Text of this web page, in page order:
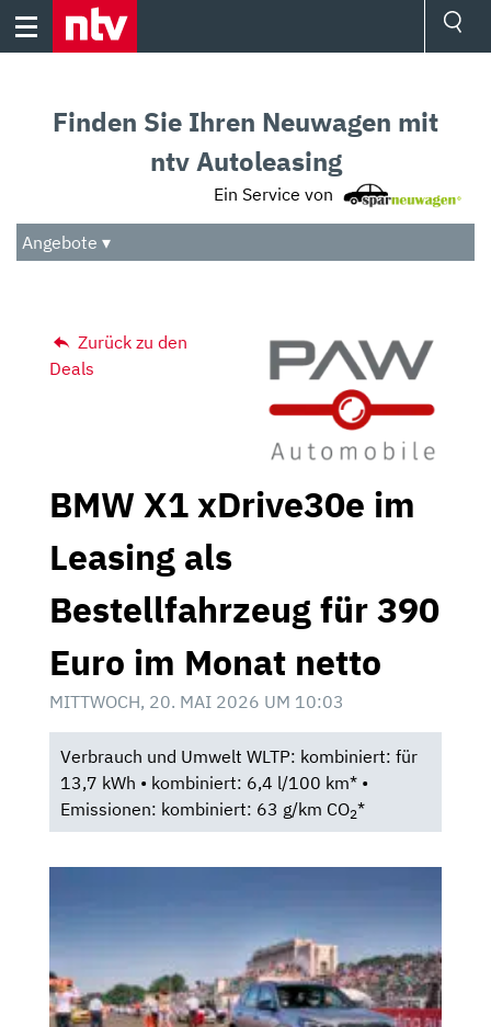
Skip
Audio
Das Beste
Finden Sie Ihren Neuwagen mit
ntv Autoleasing
Ein Service von
Angebote ▾
Zurück zu den
Deals
BMW X1 xDrive30e im
Leasing als
Bestellfahrzeug für 390
Euro im Monat netto
MITTWOCH, 20. MAI 2026 UM 10:03
Verbrauch und Umwelt WLTP: kombiniert: für
13,7 kWh • kombiniert: 6,4 l/100 km* •
Emissionen: kombiniert: 63 g/km CO2*